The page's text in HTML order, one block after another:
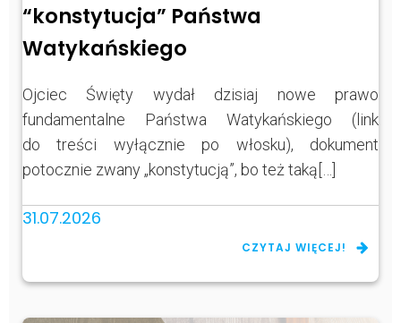
“konstytucja” Państwa
Watykańskiego
Ojciec Święty wydał dzisiaj nowe prawo
fundamentalne Państwa Watykańskiego (link
do treści wyłącznie po włosku), dokument
potocznie zwany „konstytucją”, bo też taką[…]
31.07.2026
CZYTAJ WIĘCEJ!